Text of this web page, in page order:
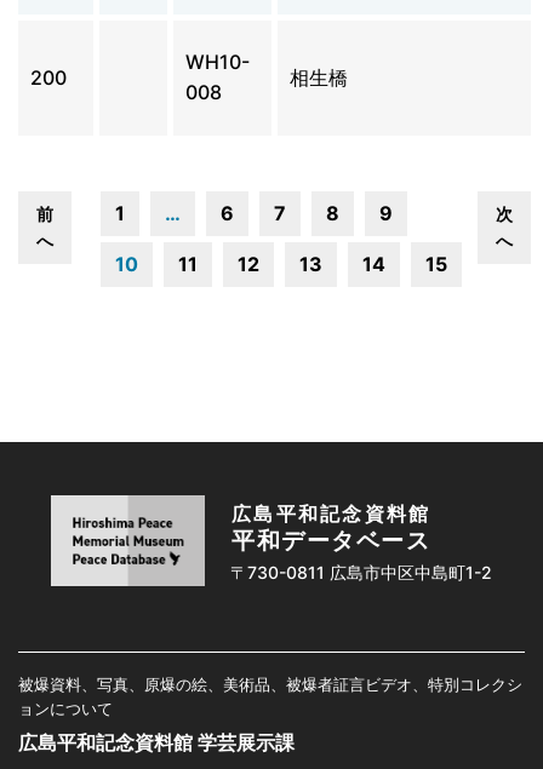
200
WH10-
008
相生橋
前
へ
1 … 6 7 8 9
10 11 12 13 14 15
次
へ
広島平和記念資料館
平和データベース
〒730-0811 広島市中区中島町1-2
被爆資料、写真、原爆の絵、美術品、被爆者証言ビデオ、特別コレクシ
ョンについて
広島平和記念資料館 学芸展示課